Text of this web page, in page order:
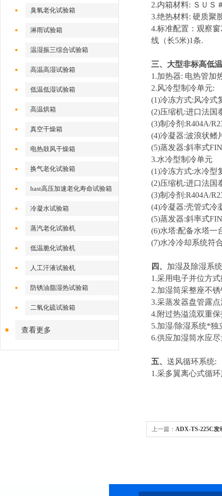
臭氧老化试验箱
淋雨试验箱
温湿振三综合试验箱
高温高湿试验箱
低温低湿试验箱
高温烘箱
真空干燥箱
电热鼓风干燥箱
换气老化试验箱
hast高压加速老化寿命试验箱
冷凝水试验箱
蒸汽老化试验机
低温脆化试验机
人工汗液试验机
防锈油脂湿热试验箱
二氧化硫试验箱
查看更多
2.内箱材料: ＳＵＳ
3.绝热材料: 硬质聚
4.标准配置：观察窗
线（长5米)1条.
三、 大型非标高低
1.加热器: 电热管加
2.风冷型制冷单元:
(1)冷冻方式:风冷式
(2)压缩机:进口法国
(3)制冷剂 :R404A/
(4)冷凝器:波浪状鳍
(5)蒸发器:斜率式
3.水冷型制冷单元
(1)冷冻方式:水冷型
(2)压缩机:进口法国
(3)制冷剂 :R404A/
(4)冷凝器:壳管式冷
(5)蒸发器:斜率式
(6)水塔:配备水塔一
(7)水冷冷却系统符
四、 加湿及除湿系统
1.采用电子并位方
2.加湿筒采整座不
3.采蒸发器盘管露
4.附过热溢流双重
5.加湿/除湿系统*独
6.供应加湿筒水应
五、 送风循环系统:
1.采多翼离心式循
上一篇： ADX-TS-225C发